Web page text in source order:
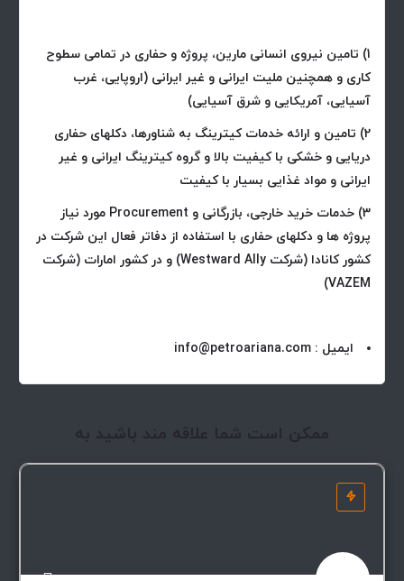
1) تامین نیروی انسانی مارین، پروژه و حفاری در تمامی سطوح
کاری و همچنین ملیت ایرانی و غیر ایرانی (اروپایی، غرب
آسیایی، آمریکایی و شرق آسیایی)
2) تامین و ارائه خدمات کیترینگ به شناورها، دکلهای حفاری
دریایی و خشکی با کیفیت بالا و گروه کیترینگ ایرانی و غیر
ایرانی و مواد غذایی بسیار با کیفیت
3) خدمات خرید خارجی، بازرگانی و Procurement مورد نیاز
پروژه ها و دکلهای حفاری با استفاده از دفاتر فعال این شرکت در
کشور کانادا (شرکت Westward Ally) و در کشور امارات (شرکت
VAZEM)
ایمیل : info@petroariana.com
ممکن است شما علاقه مند باشید به